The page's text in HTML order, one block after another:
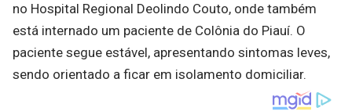
no Hospital Regional Deolindo Couto, onde também
está internado um paciente de Colônia do Piauí. O
paciente segue estável, apresentando sintomas leves,
sendo orientado a ficar em isolamento domiciliar.